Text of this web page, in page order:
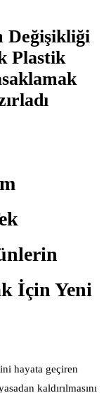
Değişikliği
Plastik
İçin Yeni
hayata geçiren
kaldırılmasını